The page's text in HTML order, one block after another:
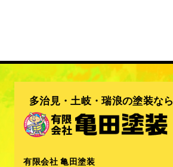
多治見・土岐・瑞浪の塗装なら
有限会社 亀田塗装